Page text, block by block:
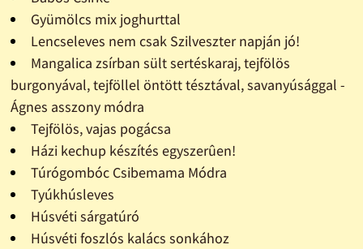
Gyümölcs mix joghurttal
Lencseleves nem csak Szilveszter napján jó!
Mangalica zsírban sült sertéskaraj, tejfölös
burgonyával, tejföllel öntött tésztával, savanyúsággal -
Ágnes asszony módra
Tejfölös, vajas pogácsa
Házi kechup készítés egyszerûen!
Túrógombóc Csibemama Módra
Tyúkhúsleves
Húsvéti sárgatúró
Húsvéti foszlós kalács sonkához